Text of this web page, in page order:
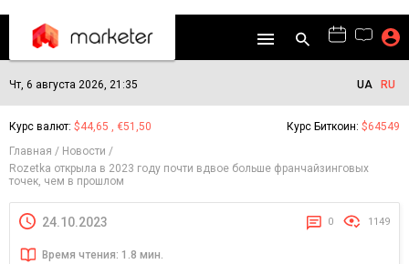
Чт, 6 августа 2026, 21:35 UA RU
Курс валют: $44,65 , €51,50 Курс Биткоин: $64549
Главная
Новости
Rozetka открыла в 2023 году почти вдвое больше франчайзинговых
точек, чем в прошлом
24.10.2023 0 1149
Время чтения: 1.8 мин.